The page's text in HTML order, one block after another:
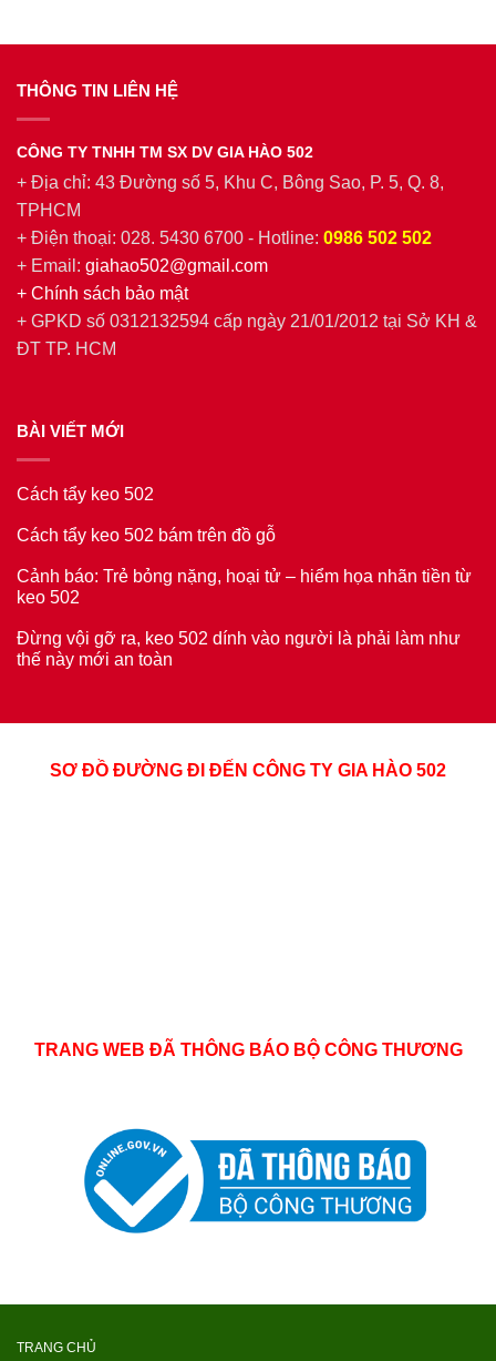
THÔNG TIN LIÊN HỆ
CÔNG TY TNHH TM SX DV GIA HÀO 502
+ Địa chỉ: 43 Đường số 5, Khu C, Bông Sao, P. 5, Q. 8,
TPHCM
+ Điện thoại: 028. 5430 6700 - Hotline: 0986 502 502
+ Email: giahao502@gmail.com
+ Chính sách bảo mật
+ GPKD số 0312132594 cấp ngày 21/01/2012 tại Sở KH &
ĐT TP. HCM
BÀI VIẾT MỚI
Cách tẩy keo 502
Cách tẩy keo 502 bám trên đồ gỗ
Cảnh báo: Trẻ bỏng nặng, hoại tử – hiểm họa nhãn tiền từ
keo 502
Đừng vội gỡ ra, keo 502 dính vào người là phải làm như
thế này mới an toàn
SƠ ĐỒ ĐƯỜNG ĐI ĐẾN CÔNG TY GIA HÀO 502
TRANG WEB ĐÃ THÔNG BÁO BỘ CÔNG THƯƠNG
TRANG CHỦ